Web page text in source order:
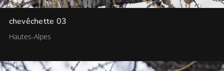
chevêchette 03
Hautes-Alpes